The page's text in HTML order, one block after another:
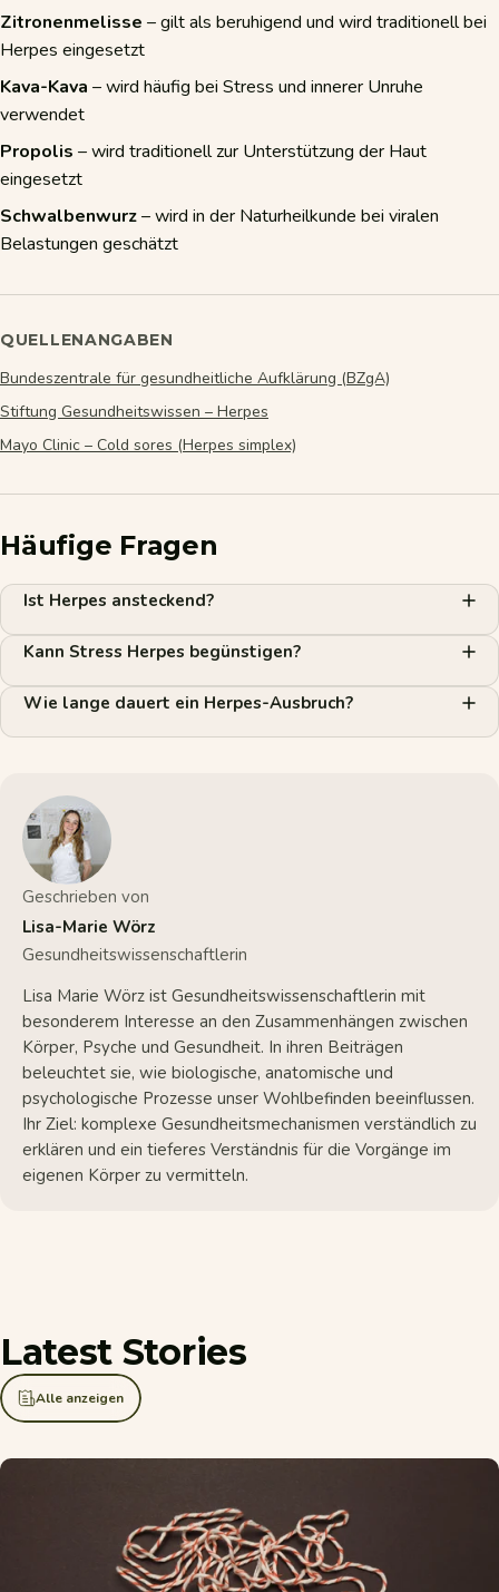
Zitronenmelisse – gilt als beruhigend und wird traditionell bei
Herpes eingesetzt
Kava-Kava – wird häufig bei Stress und innerer Unruhe
verwendet
Propolis – wird traditionell zur Unterstützung der Haut
eingesetzt
Schwalbenwurz– wird in der Naturheilkunde bei viralen
Belastungen geschätzt
Häufige Fragen
Ist Herpes ansteckend?
Kann Stress Herpes begünstigen?
Wie lange dauert ein Herpes-Ausbruch?
QUELLENANGABEN
Bundeszentrale für gesundheitliche Aufklärung (BZgA)
Stiftung Gesundheitswissen – Herpes
Mayo Clinic – Cold sores (Herpes simplex)
Geschrieben von
Lisa-Marie Wörz
Gesundheitswissenschaftlerin
Lisa Marie Wörz ist Gesundheitswissenschaftlerin mit
besonderem Interesse an den Zusammenhängen zwischen
Körper, Psyche und Gesundheit. In ihren Beiträgen
beleuchtet sie, wie biologische, anatomische und
psychologische Prozesse unser Wohlbefinden beeinflussen.
Ihr Ziel: komplexe Gesundheitsmechanismen verständlich zu
erklären und ein tieferes Verständnis für die Vorgänge im
eigenen Körper zu vermitteln.
Latest Stories
Alle anzeigen